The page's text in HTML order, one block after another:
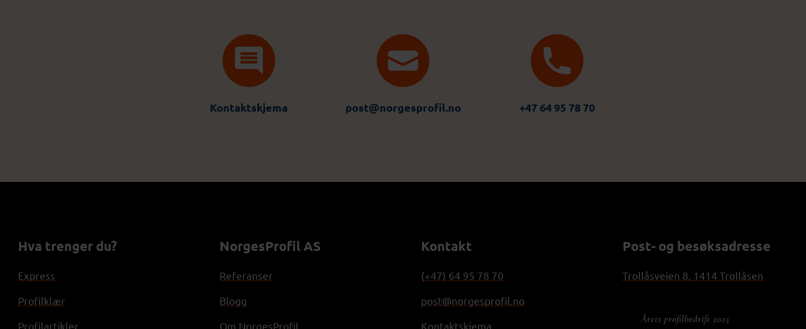
Kontaktskjema post@norgesprofil.no +47 64 95 78 70
Hva trenger du?
Express
Profilklær
Profilartikler
NorgesProfil AS
Referanser
Blogg
Om NorgesProfil
Kontakt
(+47) 64 95 78 70
post@norgesprofil.no
Kontaktskjema
Post- og besøksadresse
Trollåsveien 8, 1414 Trollåsen